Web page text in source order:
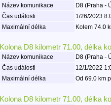
Název komunikace
D8 (Praha -
Čas události
1/26/2023
Maximální délka
Kolem 74.0
Kolona D8 kilometr 71.00, délka
Název komunikace
D8 (Praha -
Čas události
12/1/2022
Maximální délka
Od 69.0 km
Kolona D8 kilometr 71.00, délka